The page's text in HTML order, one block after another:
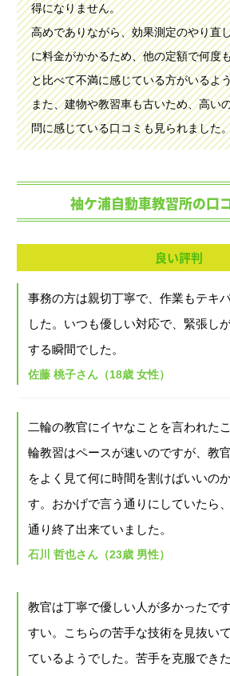
得になりません。
高めでありながら、効果測定のやり直
に料金がかかるため、他の定額で何度
と比べて不満に感じている方がいるよ
また、建物や教習車も古いため、高い
問に感じている口コミも見られました
袖ケ浦自動車教習所の口
良い評判
事務の方は親切丁寧で、作業もテキ
した。いつも優しい対応で、緊張し
する瞬間でした。
佐藤 桃子さん（18歳 女性）
二輪の教官にイヤなことを言われた
輪教習はペースが速いのですが、教
をよく見て何に時間を割けばいいの
す。おかげで言う通りにしていたら
通り終了出来ていました。
石川 哲也さん（23歳 男性）
教官は丁寧で優しい人が多かったで
すい。こちらの苦手な技術を見抜い
ているようでした。苦手を克服でき